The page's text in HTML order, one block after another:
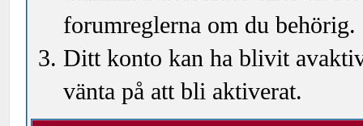
forumreglerna om du behörig.
Ditt konto kan ha blivit
vänta på att bli aktiverat.